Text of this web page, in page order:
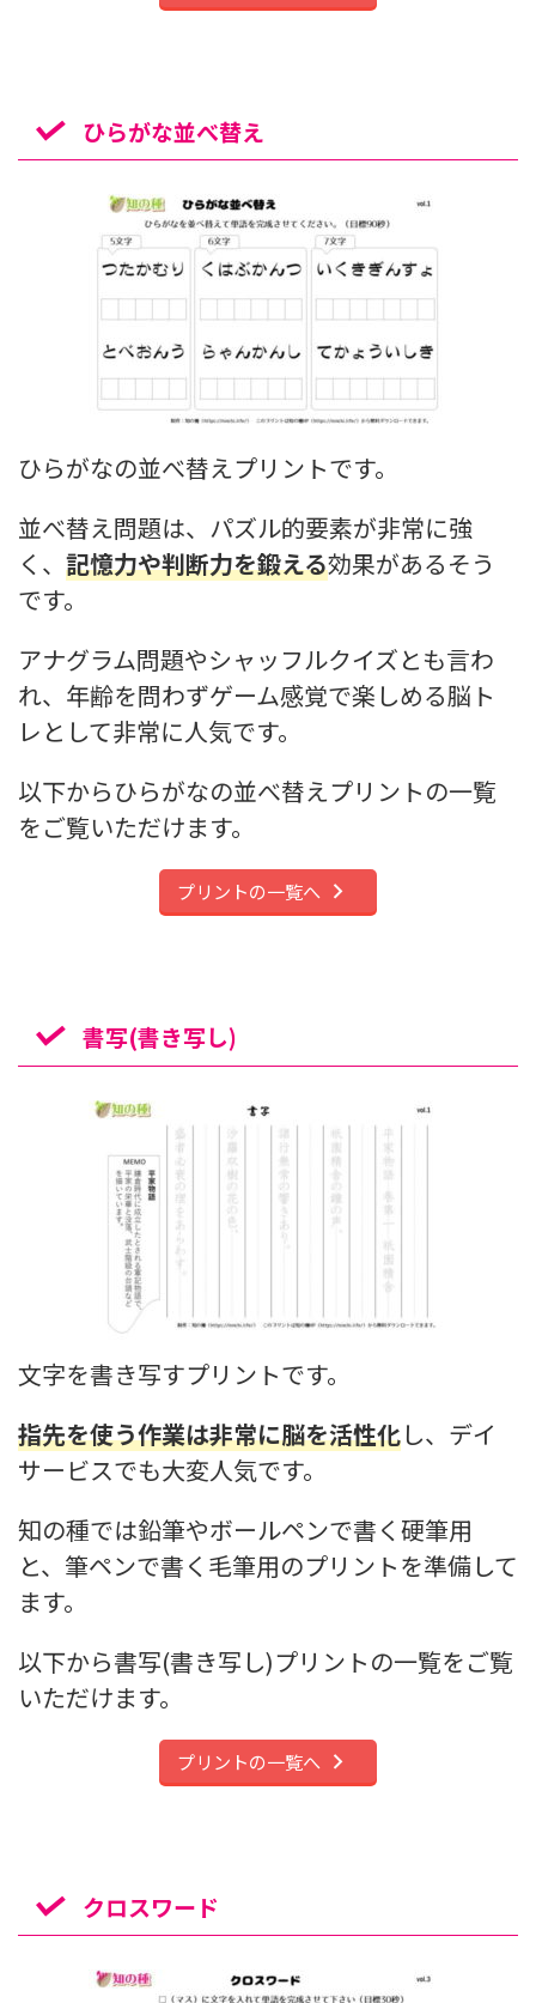
ひらがな並べ替え
ひらがなの並べ替えプリントです。
並べ替え問題は、パズル的要素が非常に強
く、 記憶力や判断力を鍛える効果があるそう
です。
アナグラム問題やシャッフルクイズとも言わ
れ、年齢を問わずゲーム感覚で楽しめる脳ト
レとして非常に人気です。
以下からひらがなの並べ替えプリントの一覧
をご覧いただけます。
プリントの一覧へ
書写(書き写し)
文字を書き写すプリントです。
指先を使う作業は非常に脳を活性化し、デイ
サービスでも大変人気です。
知の種では鉛筆やボールペンで書く硬筆用
と、筆ペンで書く毛筆用のプリントを準備して
ます。
以下から書写(書き写し)プリントの一覧をご覧
いただけます。
プリントの一覧へ
クロスワード